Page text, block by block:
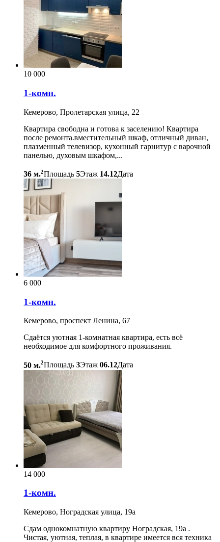
10 000
1-комн.
Кемерово, Пролетарская улица, 22
Квартира свободна и готова к заселению! Квартира
после ремонта.вместительный шкаф, отличный диван,
плазменный телевизор, кухонный гарнитур с варочной
панелью, духовым шкафом,...
36 м.2Площадь 5Этаж 14.12Дата
6 000
1-комн.
Кемерово, проспект Ленина, 67
Сдаётся уютная 1-комнатная квартира, есть всё
необходимое для комфортного проживания.
50 м.2Площадь 3Этаж 06.12Дата
14 000
1-комн.
Кемерово, Ноградская улица, 19а
Сдам однокомнатную квартиру Ноградская, 19а .
Чистая, уютная, теплая, в квартире имеется вся техника